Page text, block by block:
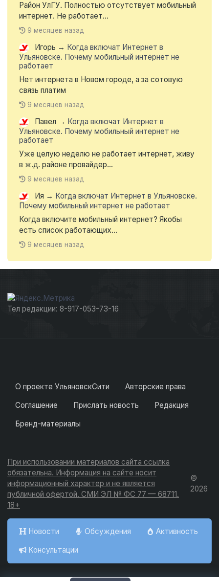
Район УлГУ. Полностью отсутствует мобильный
интернет. Не работает...
9 месяцев назад
Игорь → Когда включат Интернет в
Ульяновске. Почему мобильный интернет не
работает
Нет интернета в Новом городе, а за сотовую
связь платим
9 месяцев назад
Павел → Когда включат Интернет в
Ульяновске. Почему мобильный интернет не
работает
Уже целую неделю не работает интернет, живу
в ж.д. районе провайдер...
9 месяцев назад
Ия → Когда включат Интернет в Ульяновске.
Почему мобильный интернет не работает
Когда включите мобильный интернет? Якобы
есть список работающих...
9 месяцев назад
Тел редакции: 8-917-053-73-16
О проекте УльяновскСити
Авторские права
Соглашение
Прислать новость
Редакция
Бренд-материалы
При использовании материалов сайта ссылка
обязательна. Информация на сайте носит
информационный характер и не является
публичной офертой. СМИ ЭЛ № ФС 77 — 68711.
18+
©
2026
Новости Обсуждения
Активность
Консультации